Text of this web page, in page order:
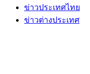
ข่าวประเทศไทย
ข่าวต่างประเทศ